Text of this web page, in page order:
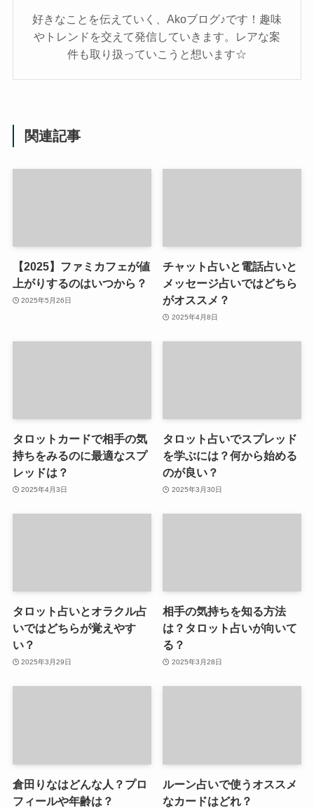
好きなことを伝えていく、Akoブログ♪です！趣味
やトレンドを交えて発信していきます。レアな案
件も取り扱っていこうと想います☆
関連記事
【2025】ファミカフェが値
上がりするのはいつから？
2025年5月26日
チャット占いと電話占いと
メッセージ占いではどちら
がオススメ？
2025年4月8日
タロットカードで相手の気
持ちをみるのに最適なスプ
レッドは？
2025年4月3日
タロット占いでスプレッド
を学ぶには？何から始める
のが良い？
2025年3月30日
タロット占いとオラクル占
いではどちらが覚えやす
い？
2025年3月29日
相手の気持ちを知る方法
は？タロット占いが向いて
る？
2025年3月28日
倉田りなはどんな人？プロ
フィールや年齢は？
ルーン占いで使うオススメ
なカードはどれ？